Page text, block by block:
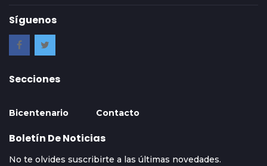
Síguenos
Secciones
Bicentenario Contacto
Boletín De Noticias
No te olvides suscribirte a las últimas novedades.